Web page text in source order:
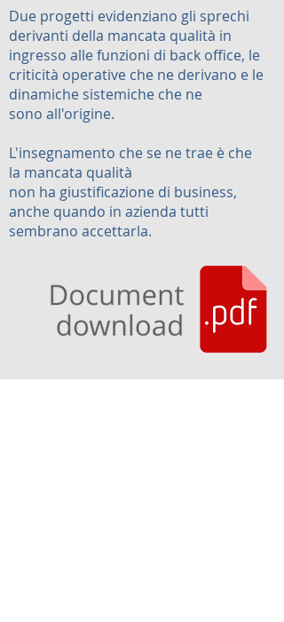
Due progetti evidenziano gli sprechi
derivanti della mancata qualità in
ingresso alle funzioni di back office, le
criticità operative che ne derivano e le
dinamiche sistemiche che ne
sono all'origine.
L'insegnamento che se ne trae è che
la mancata qualità
non ha giustificazione di business,
anche quando in azienda tutti
sembrano accettarla.